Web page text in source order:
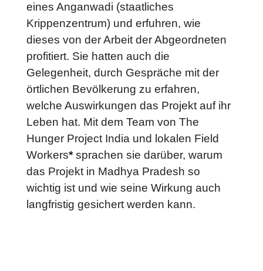
eines Anganwadi (staatliches
Krippenzentrum) und erfuhren, wie
dieses von der Arbeit der Abgeordneten
profitiert. Sie hatten auch die
Gelegenheit, durch Gespräche mit der
örtlichen Bevölkerung zu erfahren,
welche Auswirkungen das Projekt auf ihr
Leben hat. Mit dem Team von The
Hunger Project India und lokalen Field
Workers* sprachen sie darüber, warum
das Projekt in Madhya Pradesh so
wichtig ist und wie seine Wirkung auch
langfristig gesichert werden kann.